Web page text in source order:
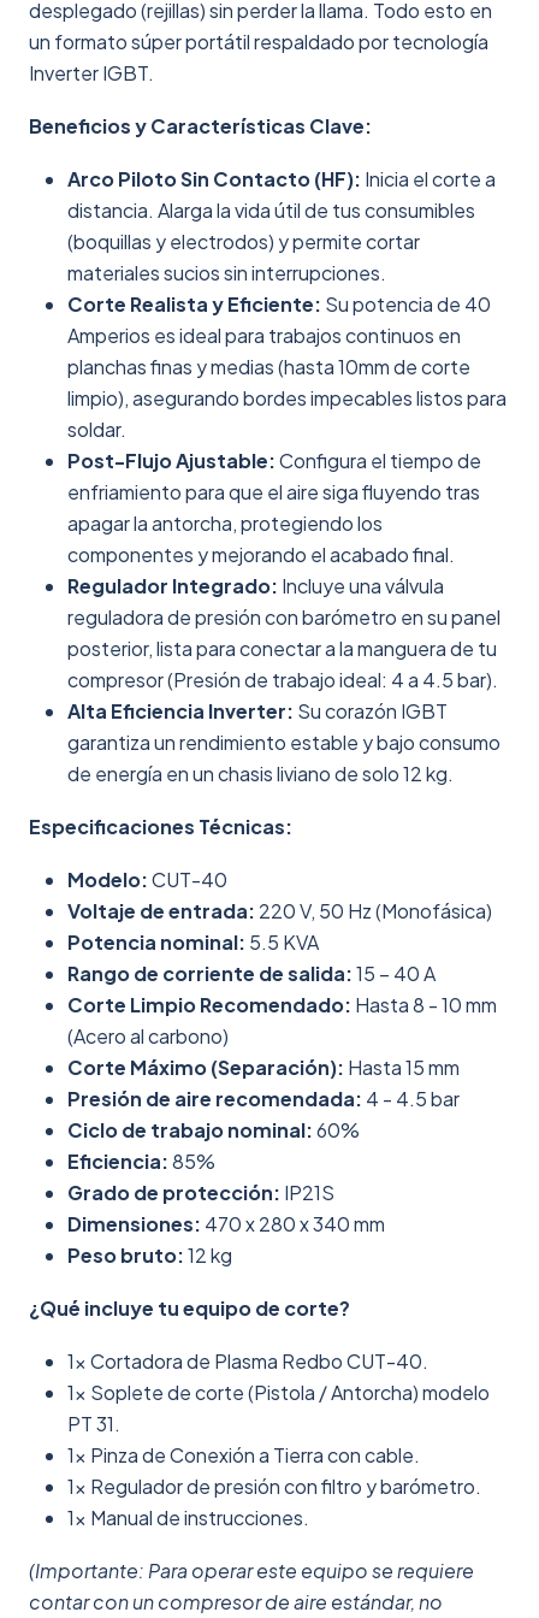
desplegado (rejillas) sin perder la llama. Todo esto en
un formato súper portátil respaldado por tecnología
Inverter IGBT.
Beneficios y Características Clave:
Arco Piloto Sin Contacto (HF): Inicia el corte a
distancia. Alarga la vida útil de tus consumibles
(boquillas y electrodos) y permite cortar
materiales sucios sin interrupciones.
Corte Realista y Eficiente: Su potencia de 40
Amperios es ideal para trabajos continuos en
planchas finas y medias (hasta 10mm de corte
limpio), asegurando bordes impecables listos para
soldar.
Post-Flujo Ajustable:Configura el tiempo de
enfriamiento para que el aire siga fluyendo tras
apagar la antorcha, protegiendo los
componentes y mejorando el acabado final.
Regulador Integrado: Incluye una válvula
reguladora de presión con barómetro en su panel
posterior, lista para conectar a la manguera de tu
compresor (Presión de trabajo ideal: 4 a 4.5 bar).
Alta Eficiencia Inverter: Su corazón IGBT
garantiza un rendimiento estable y bajo consumo
de energía en un chasis liviano de solo 12 kg.
Especificaciones Técnicas:
Modelo:CUT-40
Voltaje de entrada: 220 V, 50 Hz (Monofásica)
Potencia nominal: 5.5 KVA
Rango de corriente de salida:15 – 40 A
Corte Limpio Recomendado: Hasta 8 - 10 mm
(Acero al carbono)
Corte Máximo (Separación): Hasta 15 mm
Presión de aire recomendada: 4 - 4.5 bar
Ciclo de trabajo nominal:60%
Eficiencia:85%
Grado de protección: IP21S
Dimensiones: 470 x 280 x 340 mm
Peso bruto:12 kg
¿Qué incluye tu equipo de corte?
1x Cortadora de Plasma Redbo CUT-40.
1x Soplete de corte (Pistola / Antorcha) modelo
PT 31.
1x Pinza de Conexión a Tierra con cable.
1x Regulador de presión con filtro y barómetro.
1x Manual de instrucciones.
(Importante: Para operar este equipo se requiere
contar con un compresor de aire estándar, no